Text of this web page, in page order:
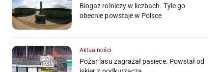
Biogaz rolniczy w liczbach. Tyle go
obecnie powstaje w Polsce
Aktualności
Pożar lasu zagrażał pasiece. Powstał od